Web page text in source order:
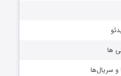
ها
و سریال‌ها